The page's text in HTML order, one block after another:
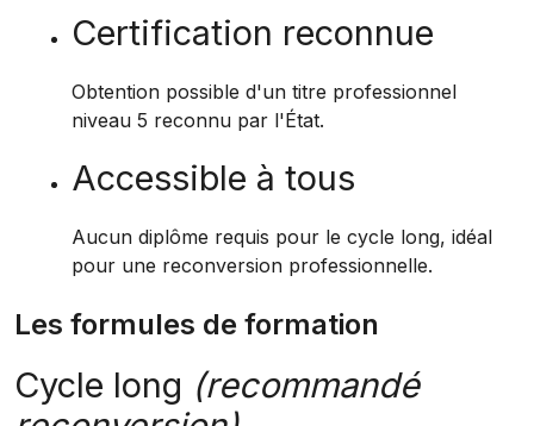
Certification reconnue
Obtention possible d'un titre professionnel
niveau 5 reconnu par l'État.
Accessible à tous
Aucun diplôme requis pour le cycle long, idéal
pour une reconversion professionnelle.
Les formules de formation
Cycle long (recommandé